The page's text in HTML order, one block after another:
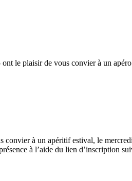
le plaisir de vous convier à un
à un apéritif estival, le
à l’aide du lien d’inscription